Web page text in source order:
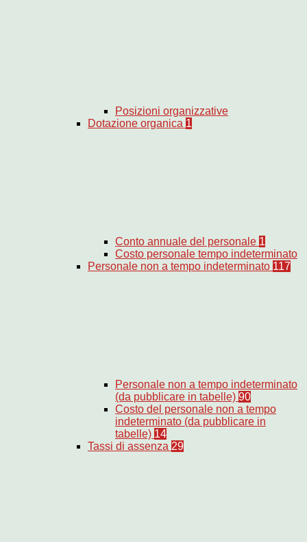
Posizioni organizzative
Dotazione organica 1
Conto annuale del personale 1
Costo personale tempo indeterminato
Personale non a tempo indeterminato 117
Personale non a tempo indeterminato
(da pubblicare in tabelle) 90
Costo del personale non a tempo
indeterminato (da pubblicare in
tabelle) 14
Tassi di assenza 29